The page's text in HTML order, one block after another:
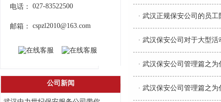
电话：
027-83522500
邮箱： cspzl2010@163.com
公司新闻
· 武汉正规保安公司的员
· 武汉保安公司对于大型
· 武汉保安公司管理篇之
· 武汉保安公司管理篇之